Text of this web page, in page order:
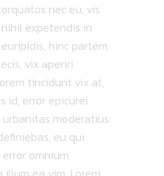
nec eu, vis
expetendis in
hinc partem
vix aperiri
tincidunt vix at,
id, error epicurei
moderatius
eu qui
omnium